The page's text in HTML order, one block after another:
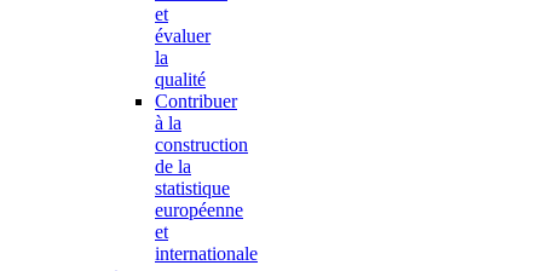
et
évaluer
la
qualité
Contribuer
à la
construction
de la
statistique
européenne
et
internationale